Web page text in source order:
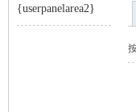
{userpanelarea2}